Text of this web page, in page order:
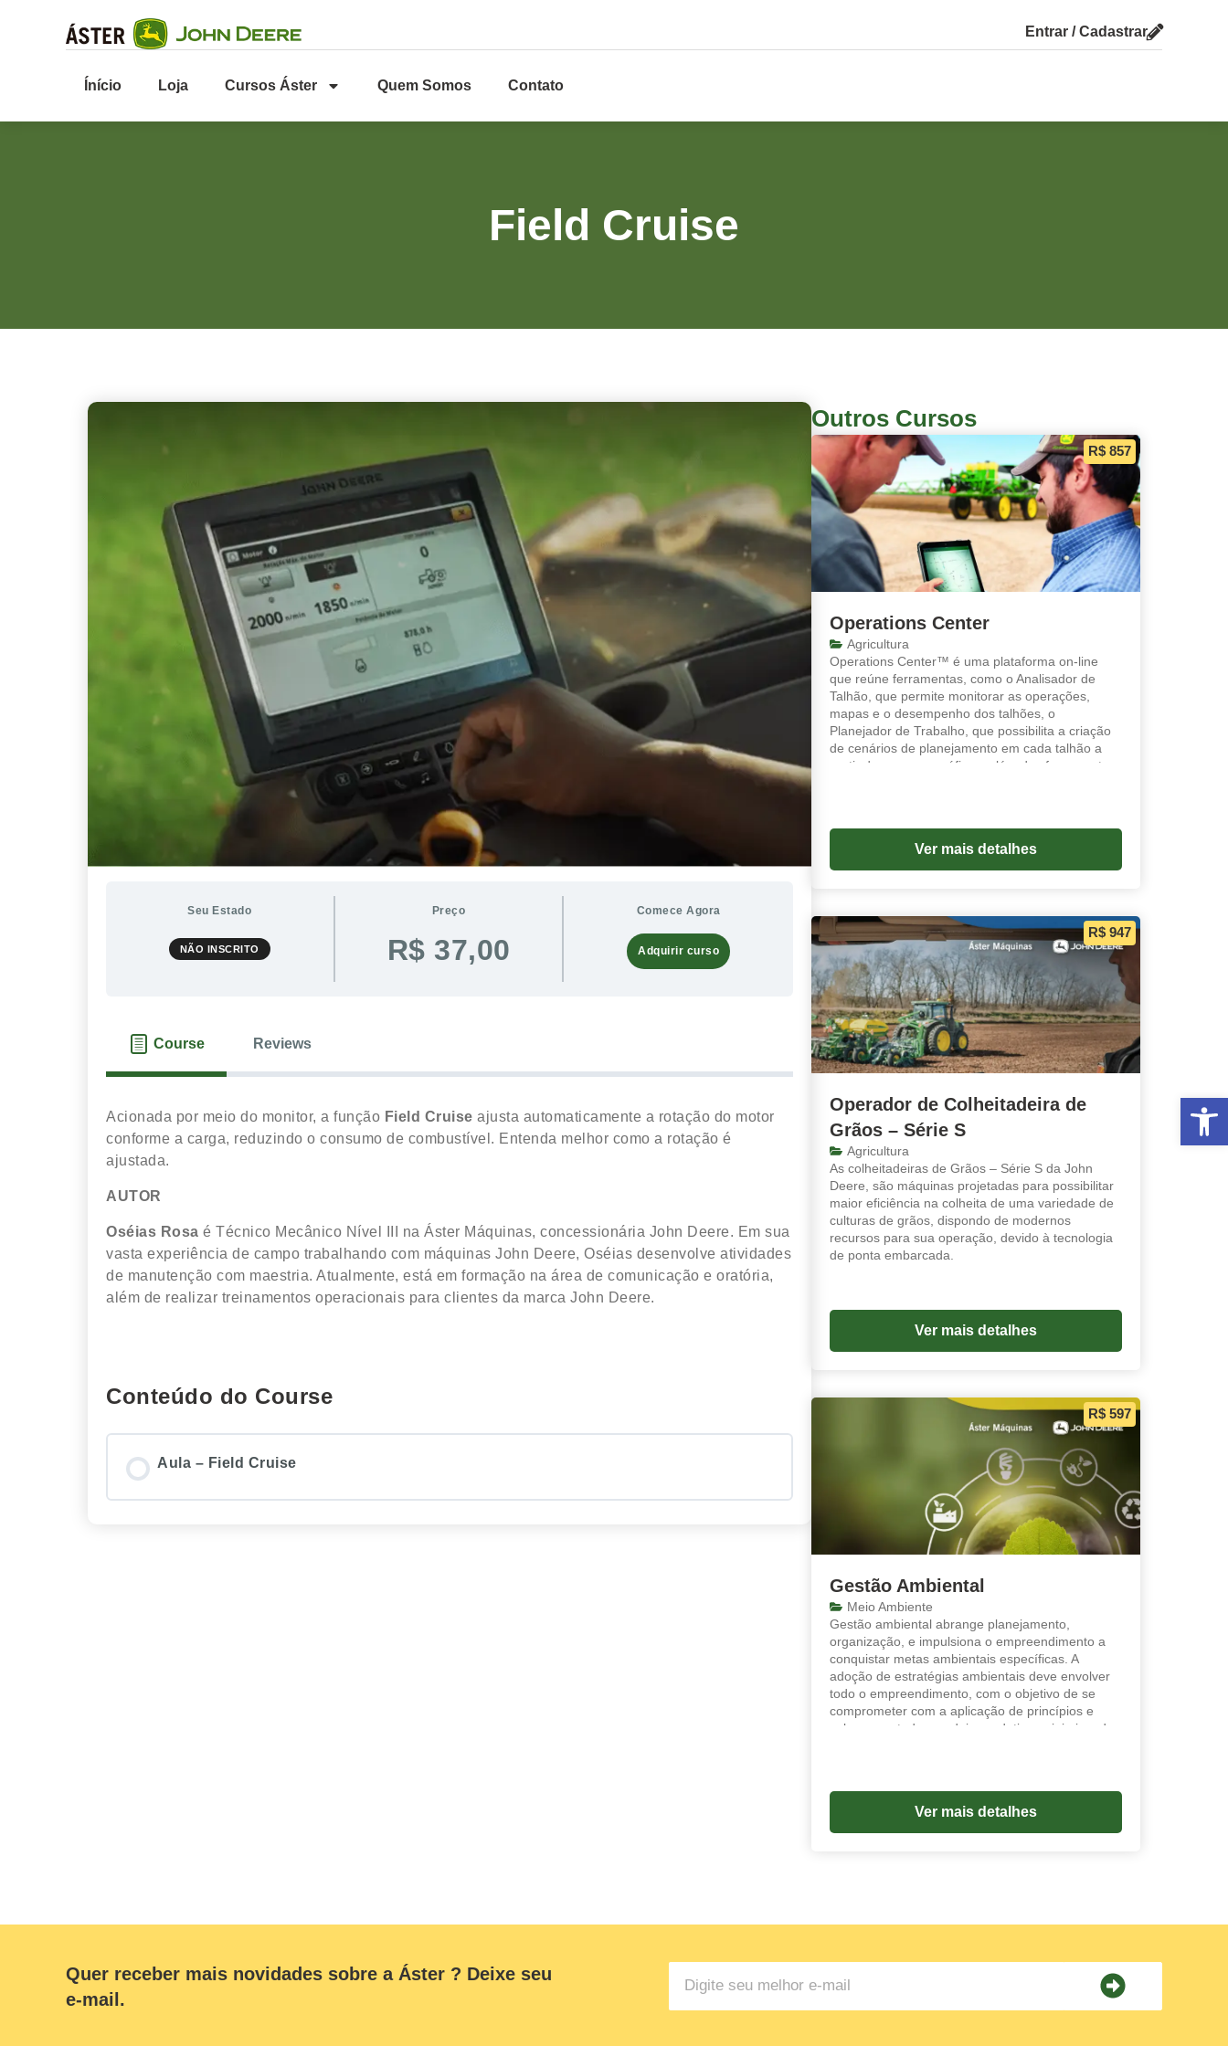
Abrir
Entrar / Cadastrar
Ínício Loja Cursos Áster Quem Somos Contato
Field Cruise
Seu Estado
NÃO INSCRITO
Preço
R$ 37,00
Comece Agora
Adquirir curso
Course Reviews
Acionada por meio do monitor, a função Field Cruise ajusta automaticamente a rotação do motor
conforme a carga, reduzindo o consumo de combustível. Entenda melhor como a rotação é
ajustada.
AUTOR
Oséias Rosa é Técnico Mecânico Nível III na Áster Máquinas, concessionária John Deere. Em sua
vasta experiência de campo trabalhando com máquinas John Deere, Oséias desenvolve atividades
de manutenção com maestria. Atualmente, está em formação na área de comunicação e oratória,
além de realizar treinamentos operacionais para clientes da marca John Deere.
Conteúdo do Course
Aula – Field Cruise
Outros Cursos
R$ 857
Operations Center
Agricultura
Operations Center™ é uma plataforma on-line
que reúne ferramentas, como o Analisador de
Talhão, que permite monitorar as operações,
mapas e o desempenho dos talhões, o
Planejador de Trabalho, que possibilita a criação
de cenários de planejamento em cada talhão a
partir de mapas e gráficos, além das ferramentas,
Ver mais detalhes
R$ 947
Operador de Colheitadeira de
Grãos – Série S
Agricultura
As colheitadeiras de Grãos – Série S da John
Deere, são máquinas projetadas para possibilitar
maior eficiência na colheita de uma variedade de
culturas de grãos, dispondo de modernos
recursos para sua operação, devido à tecnologia
de ponta embarcada.
Ver mais detalhes
R$ 597
Gestão Ambiental
Meio Ambiente
Gestão ambiental abrange planejamento,
organização, e impulsiona o empreendimento a
conquistar metas ambientais específicas. A
adoção de estratégias ambientais deve envolver
todo o empreendimento, com o objetivo de se
comprometer com a aplicação de princípios e
valores em toda a cadeia produtiva, minimizando
oportunidades, enquanto intensifica as forças e
impede ou repara as fraquezas.
Ver mais detalhes
Quer receber mais novidades sobre a Áster ? Deixe seu
e-mail.